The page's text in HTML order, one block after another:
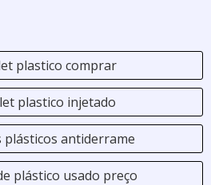
plastico comprar
plastico injetado
plásticos antiderrame
plástico usado preço